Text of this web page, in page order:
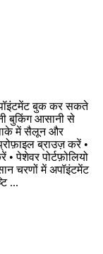
बुक कर सकते
बुकिंग आसानी से
में सैलून और
ब्राउज़ करें •⁠
पेशेवर पोर्टफ़ोलियो
चरणों में अपॉइंटमेंट
...